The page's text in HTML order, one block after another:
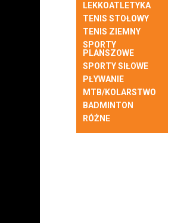
LEKKOATLETYKA
TENIS STOŁOWY
TENIS ZIEMNY
SPORTY
PLANSZOWE
SPORTY SIŁOWE
PŁYWANIE
MTB/KOLARSTWO
BADMINTON
RÓŻNE